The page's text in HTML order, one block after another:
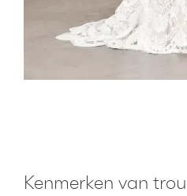
Kenmerken van